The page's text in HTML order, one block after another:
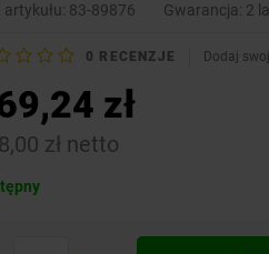
artykułu: 83-89876 Gwarancja: 2
0 RECENZJE Dodaj
zł
zł netto